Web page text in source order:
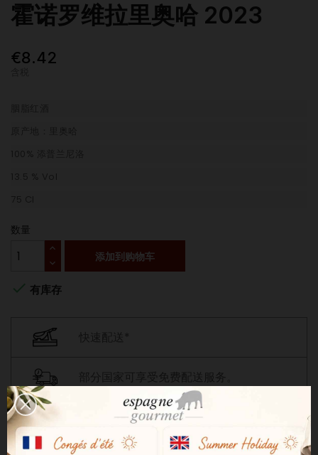
霍诺罗维拉里奥哈 2023
€8.42
数量
添加到购物车
 有库存
安全支付